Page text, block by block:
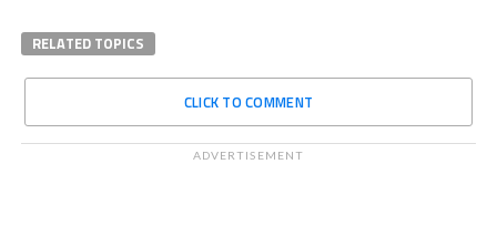
RELATED TOPICS
CLICK TO COMMENT
ADVERTISEMENT